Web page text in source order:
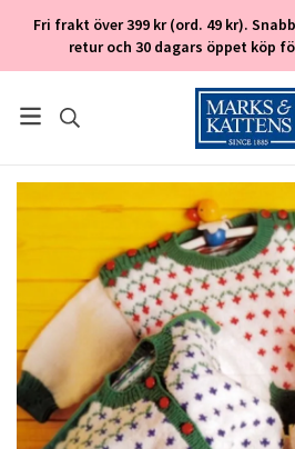
Fri frakt över 399 kr (ord. 49 kr).
retur och 30 dagars öppet köp